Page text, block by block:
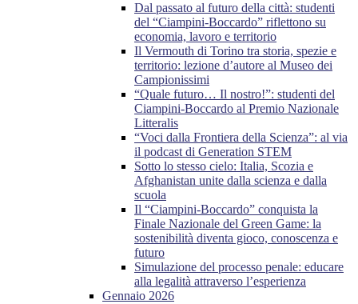
Dal passato al futuro della città: studenti
del “Ciampini-Boccardo” riflettono su
economia, lavoro e territorio
Il Vermouth di Torino tra storia, spezie e
territorio: lezione d’autore al Museo dei
Campionissimi
“Quale futuro… Il nostro!”: studenti del
Ciampini-Boccardo al Premio Nazionale
Litteralis
“Voci dalla Frontiera della Scienza”: al via
il podcast di Generation STEM
Sotto lo stesso cielo: Italia, Scozia e
Afghanistan unite dalla scienza e dalla
scuola
Il “Ciampini-Boccardo” conquista la
Finale Nazionale del Green Game: la
sostenibilità diventa gioco, conoscenza e
futuro
Simulazione del processo penale: educare
alla legalità attraverso l’esperienza
Gennaio 2026